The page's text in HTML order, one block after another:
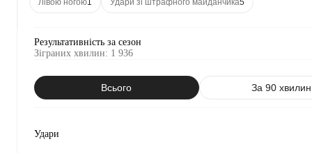
Лівою ногою1 Удари зі штрафного майданчика5
Результативність за сезон
Зіграних хвилин: 1 936
Всього За 90 хвилин
Удари